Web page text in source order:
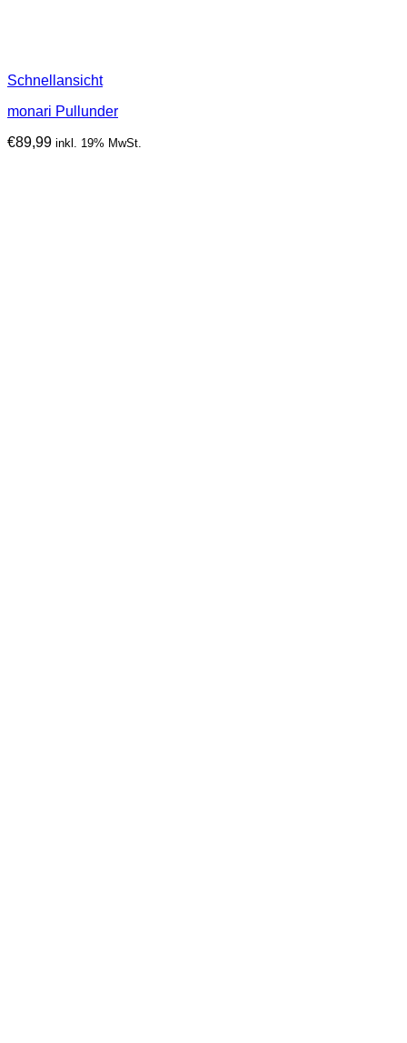
Schnellansicht
monari Pullunder
€89,99 inkl. 19% MwSt.